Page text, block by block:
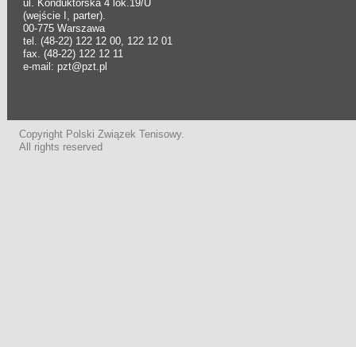
ul. Konduktorska 4 lok.19/U
(wejście I, parter).
00-775 Warszawa
tel. (48-22) 122 12 00, 122 12 01
fax. (48-22) 122 12 11
e-mail: pzt@pzt.pl
Copyright Polski Związek Tenisowy.
All rights reserved